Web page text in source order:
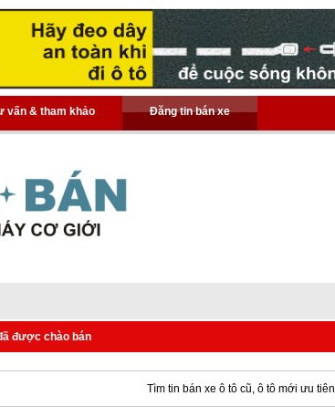
vấn & tham khảo Đăng tin bán xe
được chào bán
Tìm tin bán xe ô tô cũ, ô tô mới ưu tiên